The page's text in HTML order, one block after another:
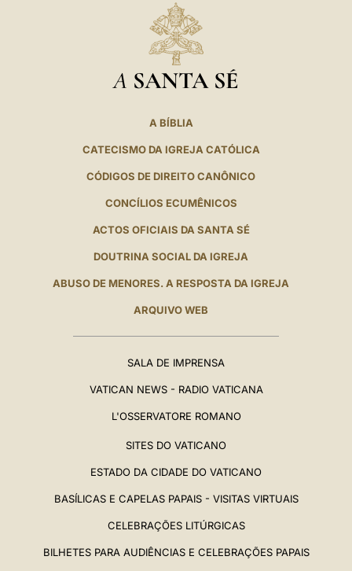
A SANTA SÉ
A BÍBLIA
CATECISMO DA IGREJA CATÓLICA
CÓDIGOS DE DIREITO CANÔNICO
CONCÍLIOS ECUMÊNICOS
ACTOS OFICIAIS DA SANTA SÉ
DOUTRINA SOCIAL DA IGREJA
ABUSO DE MENORES. A RESPOSTA DA IGREJA
ARQUIVO WEB
SALA DE IMPRENSA
VATICAN NEWS - RADIO VATICANA
L'OSSERVATORE ROMANO
SITES DO VATICANO
ESTADO DA CIDADE DO VATICANO
BASÍLICAS E CAPELAS PAPAIS - VISITAS VIRTUAIS
CELEBRAÇÕES LITÚRGICAS
BILHETES PARA AUDIÊNCIAS E CELEBRAÇÕES PAPAIS